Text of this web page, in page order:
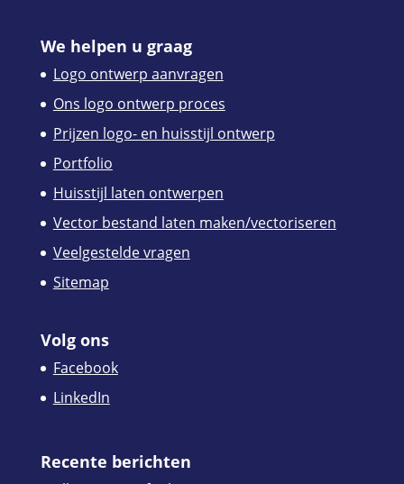
We helpen u graag
Logo ontwerp aanvragen
Ons logo ontwerp proces
Prijzen logo- en huisstijl ontwerp
Portfolio
Huisstijl laten ontwerpen
Vector bestand laten maken/vectoriseren
Veelgestelde vragen
Sitemap
Volg ons
Facebook
LinkedIn
Recente berichten